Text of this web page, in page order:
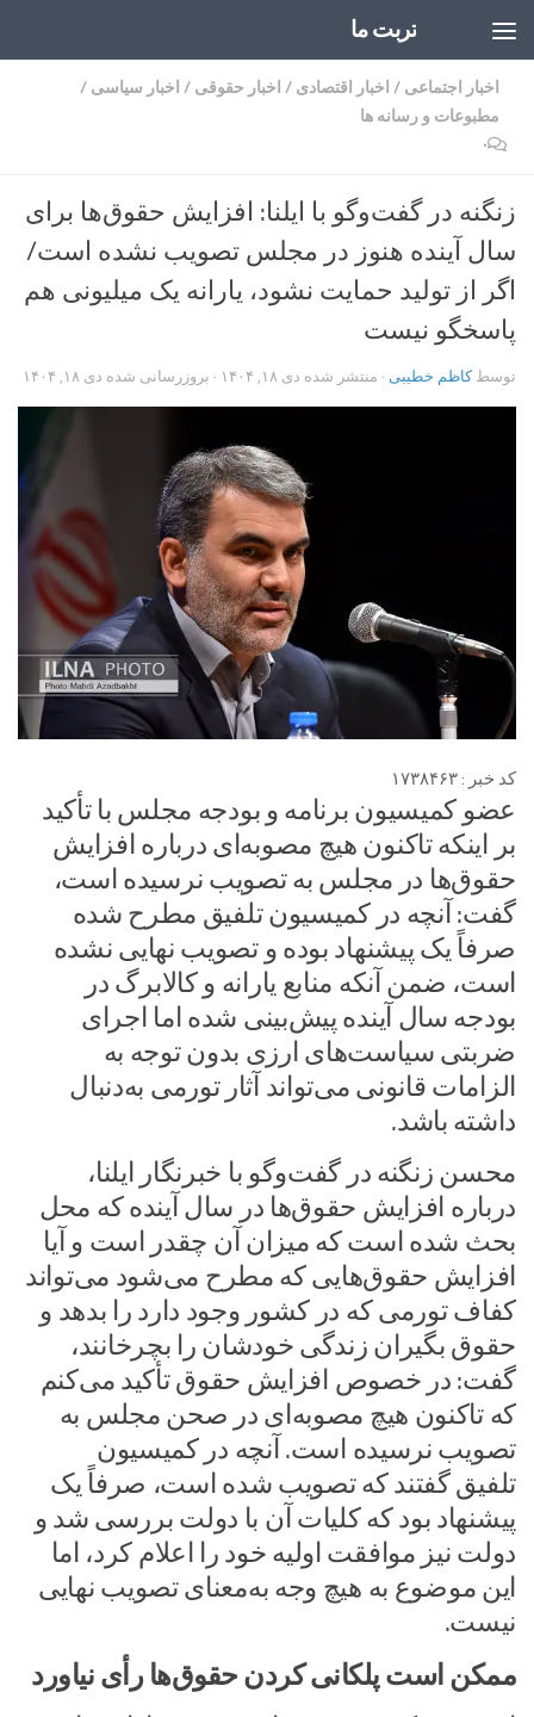
تربت ما
اخبار اجتماعی / اخبار اقتصادی / اخبار حقوقی / اخبار سیاسی /
مطبوعات و رسانه ها
۰
زنگنه در گفت‌وگو با ایلنا: افزایش حقوق‌ها برای
سال آینده هنوز در مجلس تصویب نشده است/
اگر از تولید حمایت نشود، یارانه یک میلیونی هم
پاسخگو نیست
توسطکاظم خطیبی · منتشر شده دی ۱۸, ۱۴۰۴ · بروزرسانی شده دی ۱۸, ۱۴۰۴
کد خبر : ۱۷۳۸۴۶۳
عضو کمیسیون برنامه و بودجه مجلس با تأکید
بر اینکه تاکنون هیچ مصوبه‌ای درباره افزایش
حقوق‌ها در مجلس به تصویب نرسیده است،
گفت: آنچه در کمیسیون تلفیق مطرح شده
صرفاً یک پیشنهاد بوده و تصویب نهایی نشده
است، ضمن آنکه منابع یارانه و کالابرگ در
بودجه سال آینده پیش‌بینی شده اما اجرای
ضربتی سیاست‌های ارزی بدون توجه به
الزامات قانونی می‌تواند آثار تورمی به‌دنبال
داشته باشد.
محسن زنگنه در گفت‌وگو با خبرنگار ایلنا،
درباره افزایش حقوق‌ها در سال آینده که محل
بحث شده است که میزان آن چقدر است و آیا
افزایش حقوق‌هایی که مطرح می‌شود می‌تواند
کفاف تورمی که در کشور وجود دارد را بدهد و
حقوق بگیران زندگی خودشان را بچرخانند،
گفت: در خصوص افزایش حقوق تأکید می‌کنم
که تاکنون هیچ مصوبه‌ای در صحن مجلس به
تصویب نرسیده است. آنچه در کمیسیون
تلفیق گفتند که تصویب شده است، صرفاً یک
پیشنهاد بود که کلیات آن با دولت بررسی شد و
دولت نیز موافقت اولیه خود را اعلام کرد، اما
این موضوع به هیچ وجه به‌معنای تصویب نهایی
نیست.
ممکن است پلکانی کردن حقوق‌ها رأی نیاورد